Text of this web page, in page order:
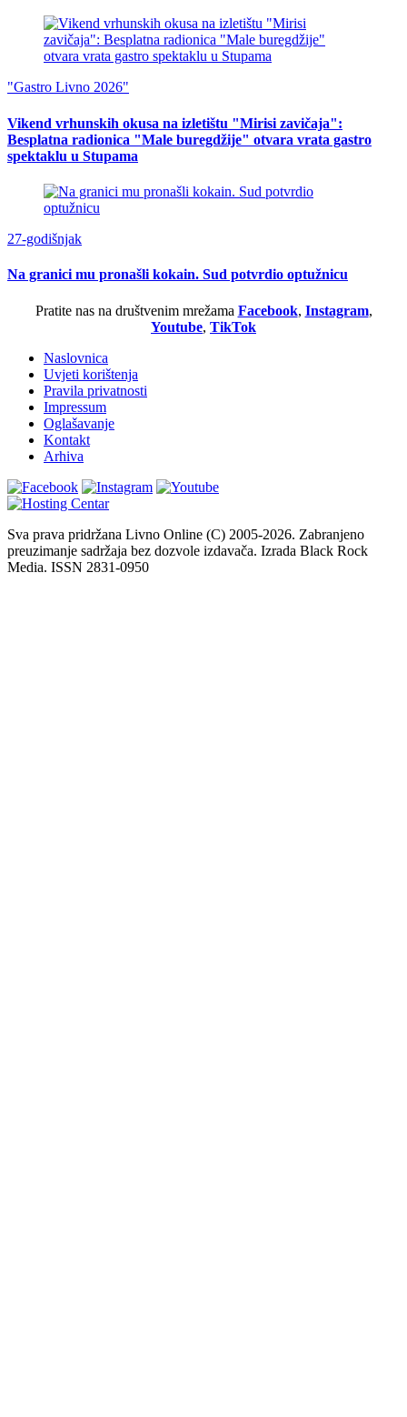
"Gastro Livno 2026"
Vikend vrhunskih okusa na izletištu "Mirisi zavičaja":
Besplatna radionica "Male buregdžije" otvara vrata gastro
spektaklu u Stupama
27-godišnjak
Na granici mu pronašli kokain. Sud potvrdio optužnicu
Pratite nas na društvenim mrežama Facebook, Instagram,
Youtube, TikTok
Naslovnica
Uvjeti korištenja
Pravila privatnosti
Impressum
Oglašavanje
Kontakt
Arhiva
Sva prava pridržana Livno Online (C) 2005-2026. Zabranjeno
preuzimanje sadržaja bez dozvole izdavača. Izrada Black Rock
Media. ISSN 2831-0950